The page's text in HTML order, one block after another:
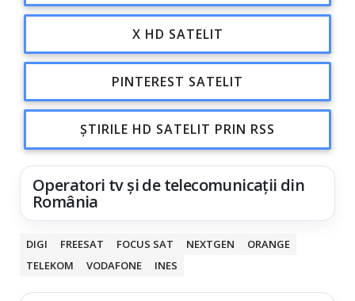
X HD SATELIT
PINTEREST SATELIT
ȘTIRILE HD SATELIT PRIN RSS
Operatori tv și de telecomunicații din
România
DIGI FREESAT FOCUS SAT NEXTGEN
ORANGE
TELEKOM
VODAFONE INES